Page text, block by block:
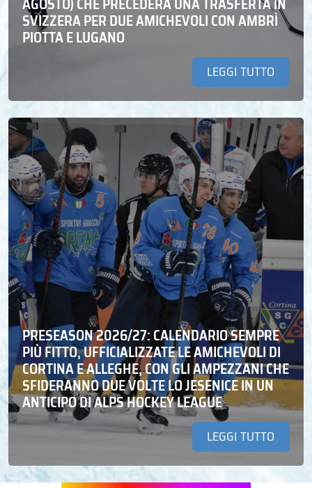
SVIZZERA PER DUE AMICHEVOLI CON AMBRÌ
PIOTTA E LUGANO
LEGGI TUTTO
PRESEASON 2026/27: CALENDARIO SEMPRE
PIÙ FITTO, UFFICIALIZZATE LE AMICHEVOLI DI
CORTINA E ALLEGHE, CON GLI AMPEZZANI CHE
SFIDERANNO DUE VOLTE LO JESENICE IN UN
ANTICIPO DI ALPS HOCKEY LEAGUE
LEGGI TUTTO